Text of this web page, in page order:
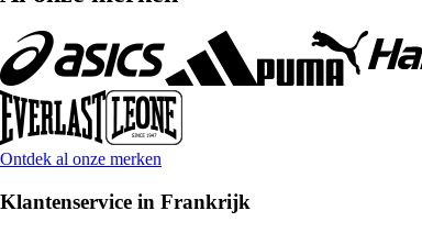
Ontdek al onze merken
Klantenservice in Frankrijk